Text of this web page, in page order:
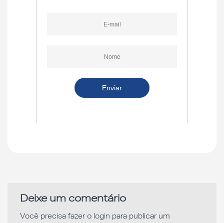
Deixe um comentário
Você precisa fazer o login para publicar um